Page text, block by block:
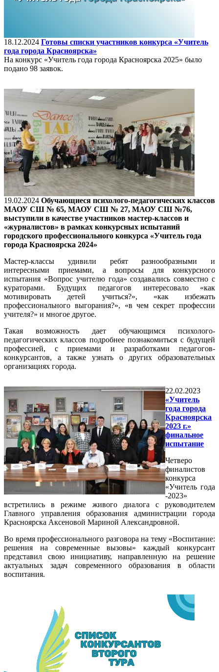
18.12.2024 Готовы списки участников конкурса «Учитель
года города Красноярска»
На конкурс «Учитель года города Красноярска 2025» было
подано 98 заявок.
19.02.2024 Обучающиеся психолого-педагогических классов
МАОУ СШ № 65, МАОУ СШ № 27, МАОУ СШ №76,
выступили в качестве участников мастер-классов и
«журналистов» в рамках конкурсных испытаний
городского профессионального конкурса «Учитель года
города Красноярска 2024»
Мастер-классы удивили ребят разнообразными и
интересными приемами, а вопросы для конкурсного
испытания «Вопрос учителю года» создавались совместно с
кураторами. Будущих педагогов интересовало «как
мотивировать детей учиться?», «как избежать
профессионального выгорания?», «в чем секрет профессии
учителя?» и многое другое.
Такая возможность дает обучающимся психолого-
педагогических классов подробнее познакомиться с будущей
профессией, с приемами и разработками педагогов-
конкурсантов, а также узнать о других образовательных
организациях города.
22.02.2023
«Учитель
года города
Красноярска
2023 г.»
финальное
испытание
Четверо
финалистов
конкурса
«Учитель года
-2023»
встретились в режиме живого диалога с руководителем
Главного управления образования администрации города
Красноярска Аксеновой Мариной Александровной.
Во время профессионального разговора на тему «Воспитание:
решения на современные вызовы» каждый конкурсант
представил свою инициативу, направленную на решение
актуальных задач современного образования в области
воспитания.